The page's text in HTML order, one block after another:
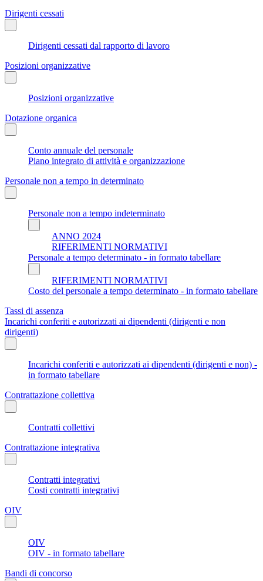
Dirigenti cessati
Dirigenti cessati dal rapporto di lavoro
Posizioni organizzative
Posizioni organizzative
Dotazione organica
Conto annuale del personale
Piano integrato di attività e organizzazione
Personale non a tempo in determinato
Personale non a tempo indeterminato
ANNO 2024
RIFERIMENTI NORMATIVI
Personale a tempo determinato - in formato tabellare
RIFERIMENTI NORMATIVI
Costo del personale a tempo determinato - in formato tabellare
Tassi di assenza
Incarichi conferiti e autorizzati ai dipendenti (dirigenti e non
dirigenti)
Incarichi conferiti e autorizzati ai dipendenti (dirigenti e non) -
in formato tabellare
Contrattazione collettiva
Contratti collettivi
Contrattazione integrativa
Contratti integrativi
Costi contratti integrativi
OIV
OIV
OIV - in formato tabellare
Bandi di concorso